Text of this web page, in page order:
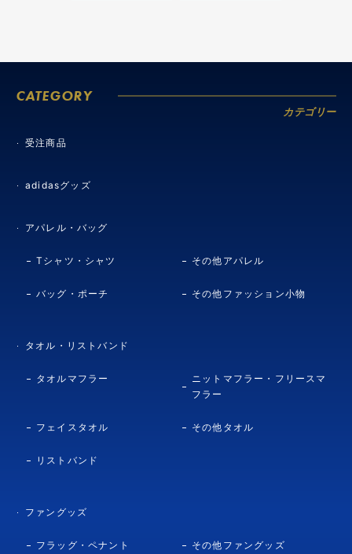
CATEGORY
カテゴリー
受注商品
adidasグッズ
アパレル・バッグ
Tシャツ・シャツ その他アパレル
バッグ・ポーチ その他ファッション小物
タオル・リストバンド
タオルマフラー
ニットマフラー・フリースマ
フラー
フェイスタオル その他タオル
リストバンド
ファングッズ
フラッグ・ペナント その他ファングッズ